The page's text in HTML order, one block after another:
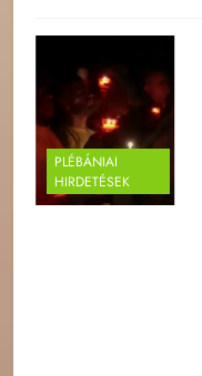
PLÉBÁNIAI
HIRDETÉSEK